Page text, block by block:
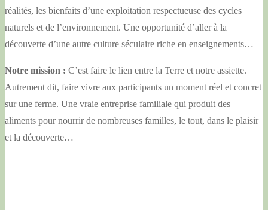
réalités, les bienfaits d’une exploitation respectueuse des cycles
naturels et de l’environnement. Une opportunité d’aller à la
découverte d’une autre culture séculaire riche en enseignements…
Notre mission : C’est faire le lien entre la Terre et notre assiette.
Autrement dit, faire vivre aux participants un moment réel et concret
sur une ferme. Une vraie entreprise familiale qui produit des
aliments pour nourrir de nombreuses familles, le tout, dans le plaisir
et la découverte…